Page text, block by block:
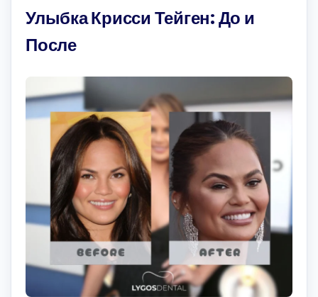
Улыбка Крисси Тейген: До и
После